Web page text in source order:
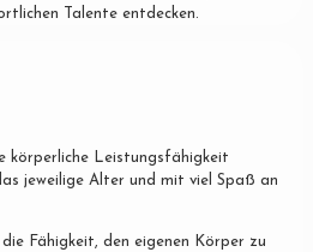
Talente entdecken.
körperliche Leistungsfähigkeit
jeweilige Alter und mit viel Spaß an
Fähigkeit, den eigenen Körper zu